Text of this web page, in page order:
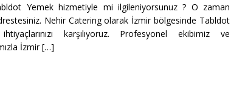
Yemek hizmetiyle mi ilgileniyorsunuz ? O zaman
Nehir Catering olarak İzmir bölgesinde Tabldot
karşılıyoruz. Profesyonel ekibimiz ve
İzmir[…]